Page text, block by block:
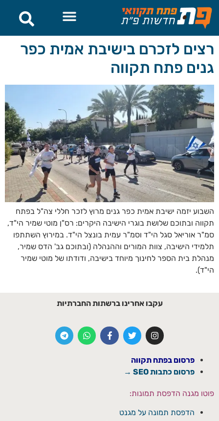
לתוכן
רצים לזכרם בישיבת אמית כפר
גנים פתח תקווה
השבוע יזמה ישיבת אמית כפר גנים מרוץ לזכר חללי צה"ל בפתח
תקווה ובתוכם שלושת בוגרי הישיבה היקרים: רס"ן מוטי שמיר הי"ד,
סמ"ר אוריאל סגל הי"ד וסמ"ר עמית בונצל הי"ד. במירוץ השתתפו
תלמידי הישיבה, צוות המורים וההנהלה (ובתוכם גב' הדס שמיר,
מנהלת בית הספר לחינוך מיוחד בישיבה, ודודתו של מוטי שמיר
הי"ד).
עקבו אחרינו ברשתות החברתיות
פרסום בפתח תקווה
פרסום כתבות SEO →
פוטו מגנה הדפסת תמונות:
הדפסת תמונה על מגנט